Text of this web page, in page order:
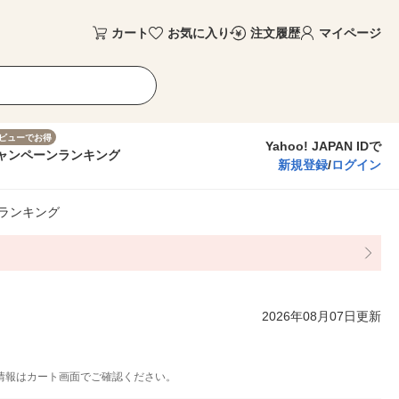
カート お気に入り 注文履歴 マイページ
ューでお得
ンペーンランキング
Yahoo! JAPAN IDで
新規登録/ログイン
ンキング
2026年08月07日更新
はカート画面でご確認ください。